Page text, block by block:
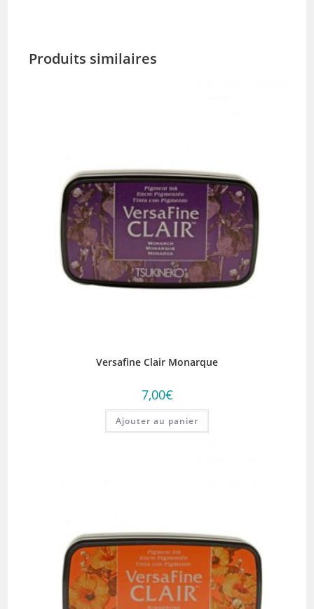
Produits similaires
Versafine Clair Monarque
7,00€
Ajouter au panier